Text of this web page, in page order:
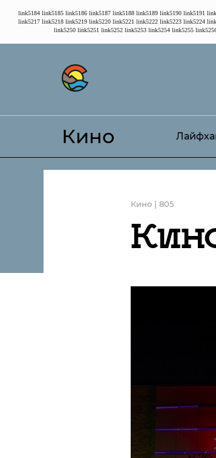
link5184 link5185 link5186 link5187 link5188 link5189 link5190 link5191
link5217 link5218 link5219 link5220 link5221 link5222 link5223 link5224
link5250 link5251 link5252 link5253 link5254 link5255
Кино
Кино | 805